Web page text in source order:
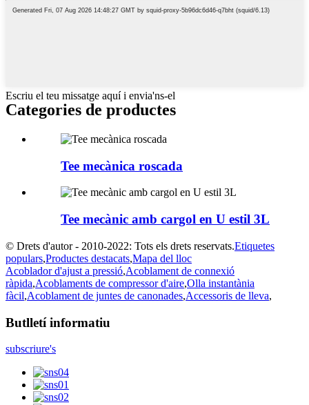
Escriu el teu missatge aquí i envia'ns-el
Categories de productes
Tee mecànica roscada
Tee mecànic amb cargol en U estil 3L
© Drets d'autor - 2010-2022: Tots els drets reservats.Etiquetes
populars,Productes destacats,Mapa del lloc
Acoblador d'ajust a pressió,Acoblament de connexió
ràpida,Acoblaments de compressor d'aire,Olla instantània
fàcil,Acoblament de juntes de canonades,Accessoris de lleva,
Butlletí informatiu
subscriure's